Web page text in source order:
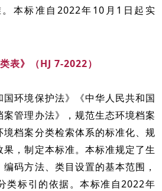
本标准自2022年10月1日起实
表》（HJ 7-2022）
环境保护法》《中华人民共和国
管理办法》，规范生态环境档案
档案分类检索体系的标准化、规
，制定本标准。本标准规定了生
码方法、类目设置的基本范围，
类标引的依据。本标准自2022年